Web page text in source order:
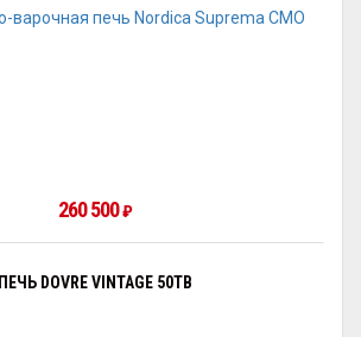
260 500₽
ПЕЧЬ DOVRE VINTAGE 50TB